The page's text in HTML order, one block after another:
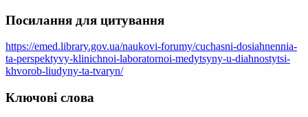
Посилання для цитування
https://emed.library.gov.ua/naukovi-forumy/cuchasni-dosiahnennia-
ta-perspektyvy-klinichnoi-laboratornoi-medytsyny-u-diahnostytsi-
khvorob-liudyny-ta-tvaryn/
Ключові слова